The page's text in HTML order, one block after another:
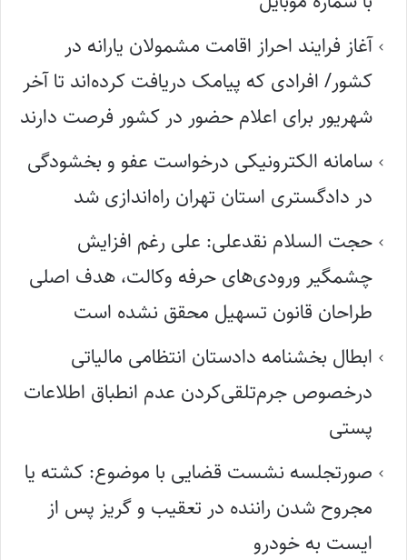
آغاز فرایند احراز اقامت مشمولان یارانه در
کشور/ افرادی که پیامک دریافت کرده‌اند تا آخر
شهریور برای اعلام حضور در کشور فرصت دارند
سامانه الکترونیکی درخواست عفو و بخشودگی
در دادگستری استان تهران راه‌اندازی شد
حجت السلام نقدعلی: علی رغم افزایش
چشمگیر ورودی‌های حرفه وکالت، هدف اصلی
طراحان قانون تسهیل محقق نشده است
ابطال بخشنامه دادستان انتظامی مالیاتی
درخصوص جرم‌تلقی‌کردن عدم انطباق اطلاعات
پستی
صورتجلسه نشست قضایی با موضوع: کشته یا
مجروح شدن راننده در تعقیب و گریز پس از
ایست به خودرو